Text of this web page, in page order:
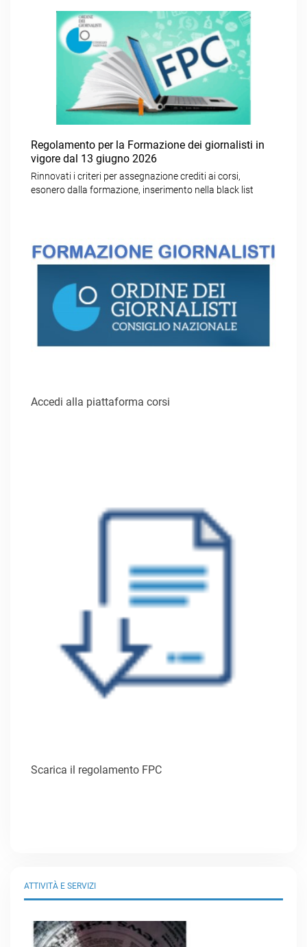
Regolamento per la Formazione dei giornalisti in
vigore dal 13 giugno 2026
Rinnovati i criteri per assegnazione crediti ai corsi,
esonero dalla formazione, inserimento nella black list
Accedi alla piattaforma corsi
Scarica il regolamento FPC
ATTIVITÀ E SERVIZI